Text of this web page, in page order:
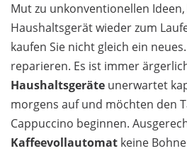
Mut zu unkonventionellen
Haushaltsgerät wieder zum
kaufen Sie nicht gleich ein
reparieren. Es ist immer
Haushaltsgeräte unerwartet
morgens auf und möchten den
Cappuccino beginnen.
Kaffeevollautomat keine